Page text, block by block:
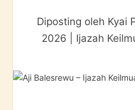
Diposting oleh Kyai
2026
Ijazah